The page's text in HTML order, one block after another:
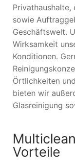
sowie
Geschäftswelt.
Wirksamkeit
Konditionen.
Örtlichkeiten
bieten wir
Glasreinigung
Vorteile